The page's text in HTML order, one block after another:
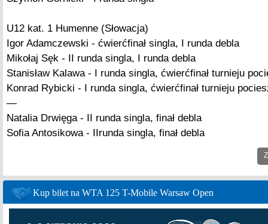
U12 kat. 1 Humenne (Słowacja)
Igor Adamczewski - ćwierćfinał singla, I runda debla
Mikołaj Sęk - II runda singla, I runda debla
Stanisław Kalawa - I runda singla, ćwierćfinał turnieju
Konrad Rybicki - I runda singla, ćwierćfinał turnieju
—
Natalia Drwięga - II runda singla, finał debla
Sofia Antosikowa - IIrunda singla, finał debla
Kup bilet na WTA 125 T-Mobile Warsaw Open